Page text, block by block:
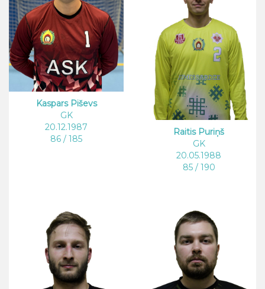
Kaspars Piševs
GK
20.12.1987
86 / 185
Raitis Puriņš
GK
20.05.1988
85 / 190